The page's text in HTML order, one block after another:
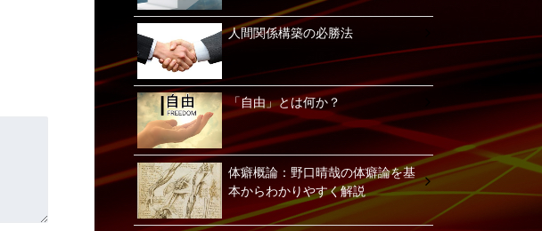
人間関係構築の必勝法
「自由」とは何か？
体癖概論：野口晴哉の体癖論を基
本からわかりやすく解説